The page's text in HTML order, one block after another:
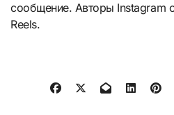
сообщение. Авторы Instagram
Reels.